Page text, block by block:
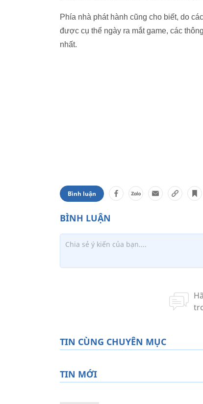
Phía nhà phát hành cũng cho biết, do
được cụ thể ngày ra mắt game, các
nhất.
Bình luận
TIN CÙNG CHUYÊN MỤC
TIN MỚI